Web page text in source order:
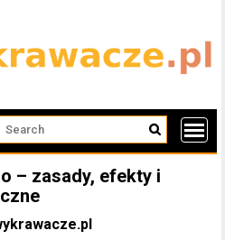
– zasady, efekty i